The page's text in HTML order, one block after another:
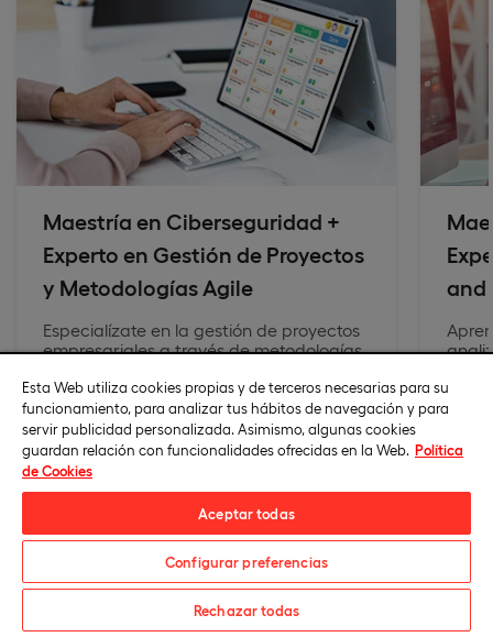
Maestría en Ciberseguridad +
Experto en Gestión de Proyectos
y Metodologías Agile
Especialízate en la gestión de proyectos
empresariales a través de metodologías
and
Solicita información
Esta Web utiliza cookies propias y de terceros necesarias para su
funcionamiento, para analizar tus hábitos de navegación y para
servir publicidad personalizada. Asimismo, algunas cookies
guardan relación con funcionalidades ofrecidas en la Web. Política
de Cookies
Aceptar todas
Configurar preferencias
Rechazar todas